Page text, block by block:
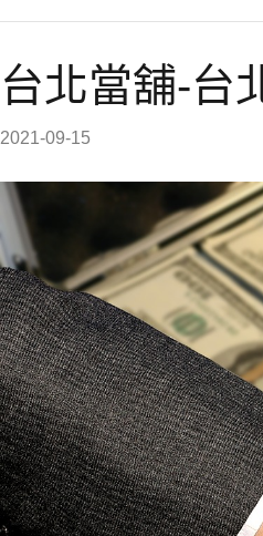
台北當舖-台
2021-09-15